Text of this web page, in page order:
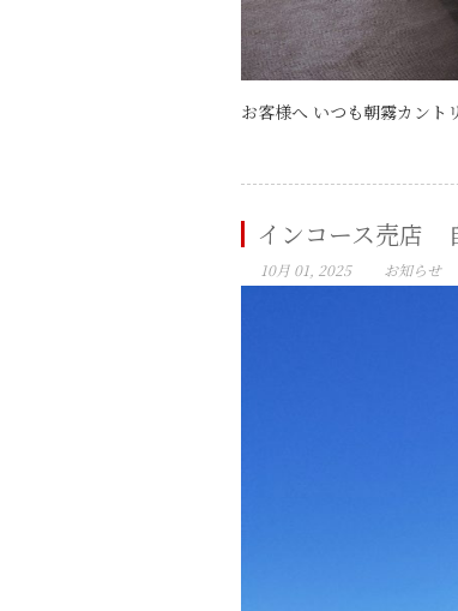
お客様へ いつも朝霧カン
インコース売店
10月 01, 2025 お知らせ